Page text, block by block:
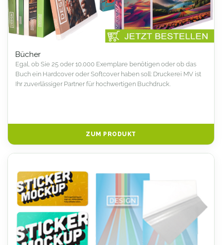
Bücher
Egal, ob Sie 25 oder 10.000 Exemplare benötigen oder ob das
Buch ein Hardcover oder Softcover haben soll: Druckerei MV ist
Ihr zuverlässiger Partner für hochwertigen Buchdruck.
ZUM PRODUKT